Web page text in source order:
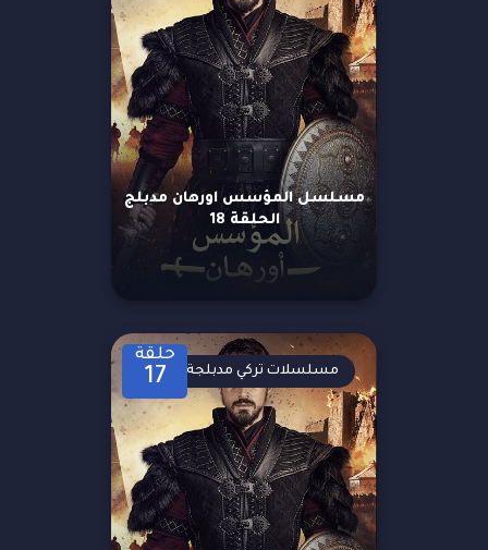
مسلسل المؤسس اورهان مدبلج
الحلقة 18
حلقة
17 مسلسلات تركي مدبلجة